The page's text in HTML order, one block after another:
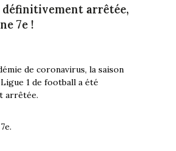
définitivement arrêtée,
7e !
de coronavirus, la saison
1 de football a été
arrêtée.